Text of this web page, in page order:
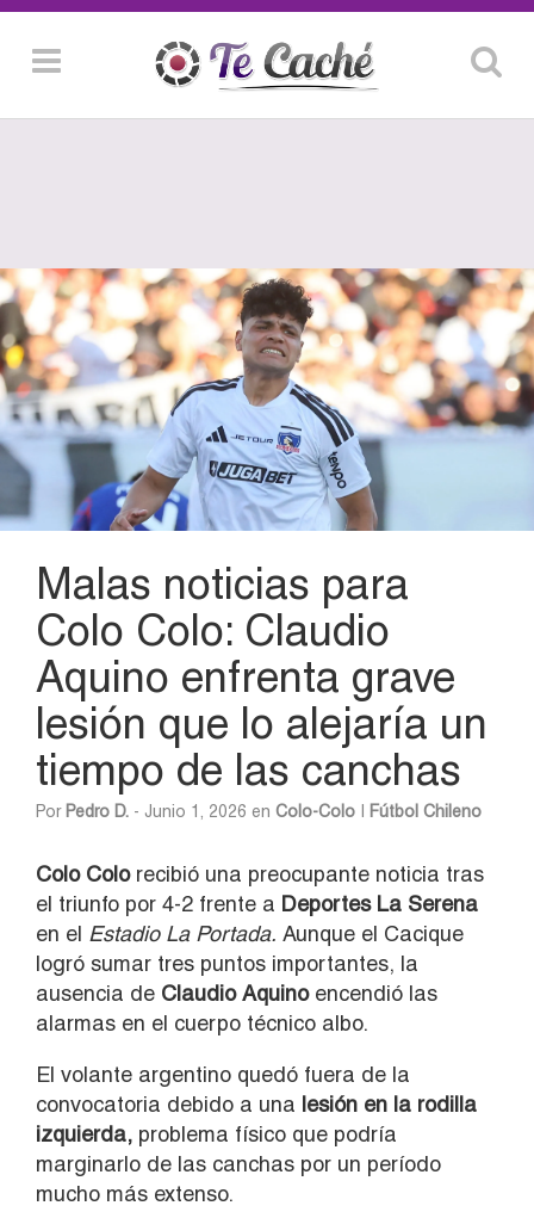
Malas noticias para
Colo Colo: Claudio
Aquino enfrenta grave
lesión que lo alejaría un
tiempo de las canchas
Por Pedro D. - Junio 1, 2026 en Colo-Colo Fútbol Chileno
Colo Colorecibió una preocupante noticia tras
el triunfo por 4-2 frente a Deportes La Serena
en el Estadio La Portada. Aunque el Cacique
logró sumar tres puntos importantes, la
ausencia de Claudio Aquinoencendió las
alarmas en el cuerpo técnico albo.
El volante argentino quedó fuera de la
convocatoria debido a una lesión en la rodilla
izquierda, problema físico que podría
marginarlo de las canchas por un período
mucho más extenso.